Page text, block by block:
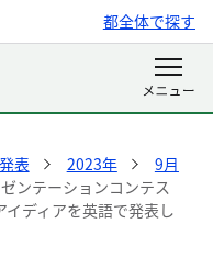
都全体で探す
表 2023年
9月
ンテーションコンテス
ディアを英語で発表し